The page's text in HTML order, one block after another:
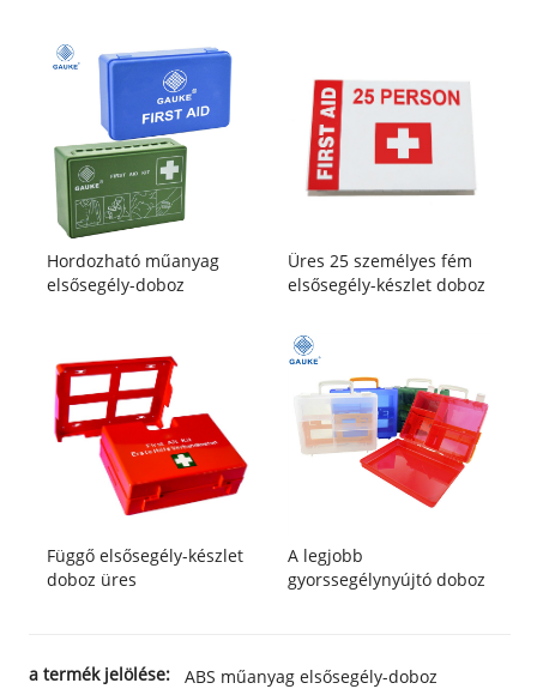
Hordozható műanyag
elsősegély-doboz
Üres 25 személyes fém
elsősegély-készlet doboz
Függő elsősegély-készlet
doboz üres
A legjobb
gyorssegélynyújtó doboz
a termék jelölése:
ABS műanyag elsősegély-doboz